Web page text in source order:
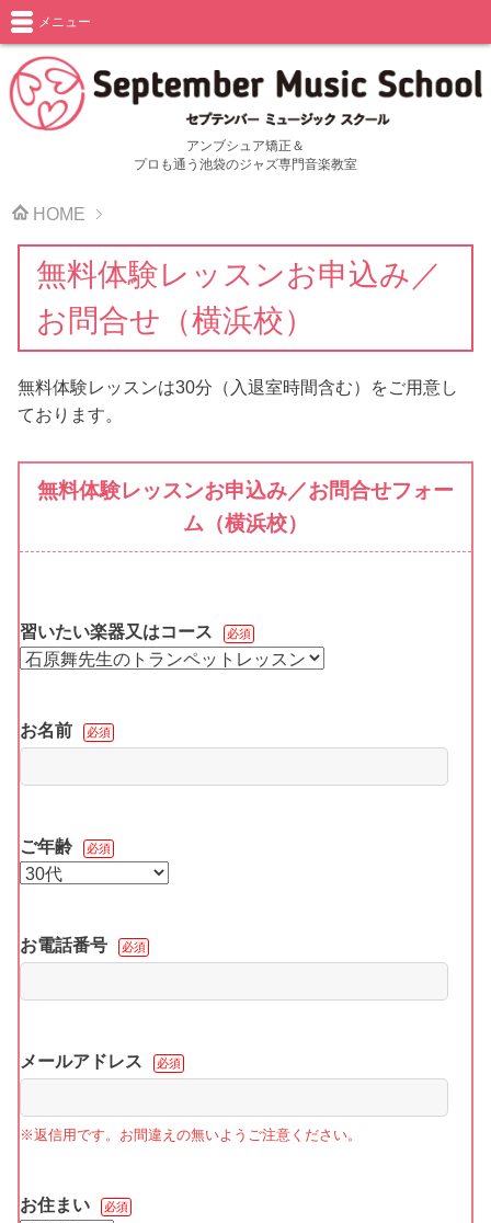
アンブシュア矯正＆
プロも通う池袋のジャズ専門音楽教室
メニュー
HOME
無料体験レッスンお申込み／
お問合せ（横浜校）
無料体験レッスンは30分（入退室時間含む）をご用意し
ております。
無料体験レッスンお申込み／お問合せフォー
ム（横浜校）
習いたい楽器又はコース 必須
お名前 必須
ご年齢 必須
お電話番号 必須
メールアドレス 必須
※返信用です。お間違えの無いようご注意ください。
お住まい 必須